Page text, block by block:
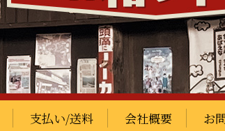
支払い/送料 会社概要 お